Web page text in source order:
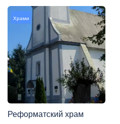
Храми
Реформатский храм